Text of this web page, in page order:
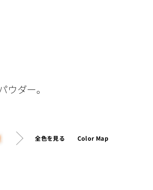
ウダー。
全色を見る Color Map